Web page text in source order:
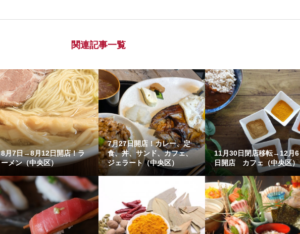
関連記事一覧
8月7日→8月12日開店！ラ
ーメン（中央区）
7月27日開店！カレー、定
食、丼、サンド、カフェ、
ジェラート（中央区）
11月30日閉店移転→12月6
日開店 カフェ（中央区）